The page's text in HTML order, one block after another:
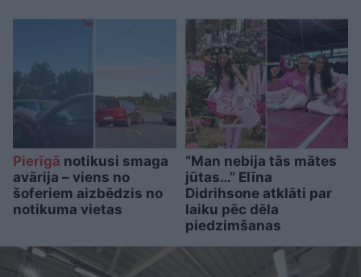
Pierīgā notikusi smaga
avārija – viens no
šoferiem aizbēdzis no
notikuma vietas
“Man nebija tās mātes
jūtas…” Elīna
Didrihsone atklāti par
laiku pēc dēla
piedzimšanas